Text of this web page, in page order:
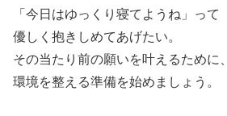
「今日はゆっくり寝てようね」って
優しく抱きしめてあげたい。
その当たり前の願いを叶えるために、
環境を整える準備を始めましょう。